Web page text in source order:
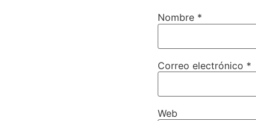
Nombre *
Correo electrónico *
Web